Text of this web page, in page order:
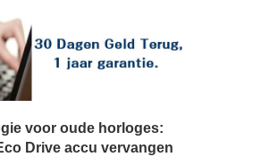
voor oude horloges:
Drive accu vervangen